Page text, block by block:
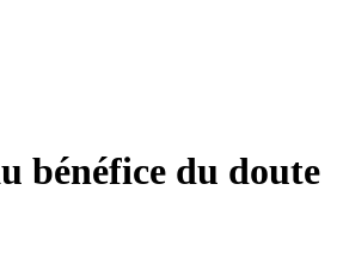
bénéfice du doute